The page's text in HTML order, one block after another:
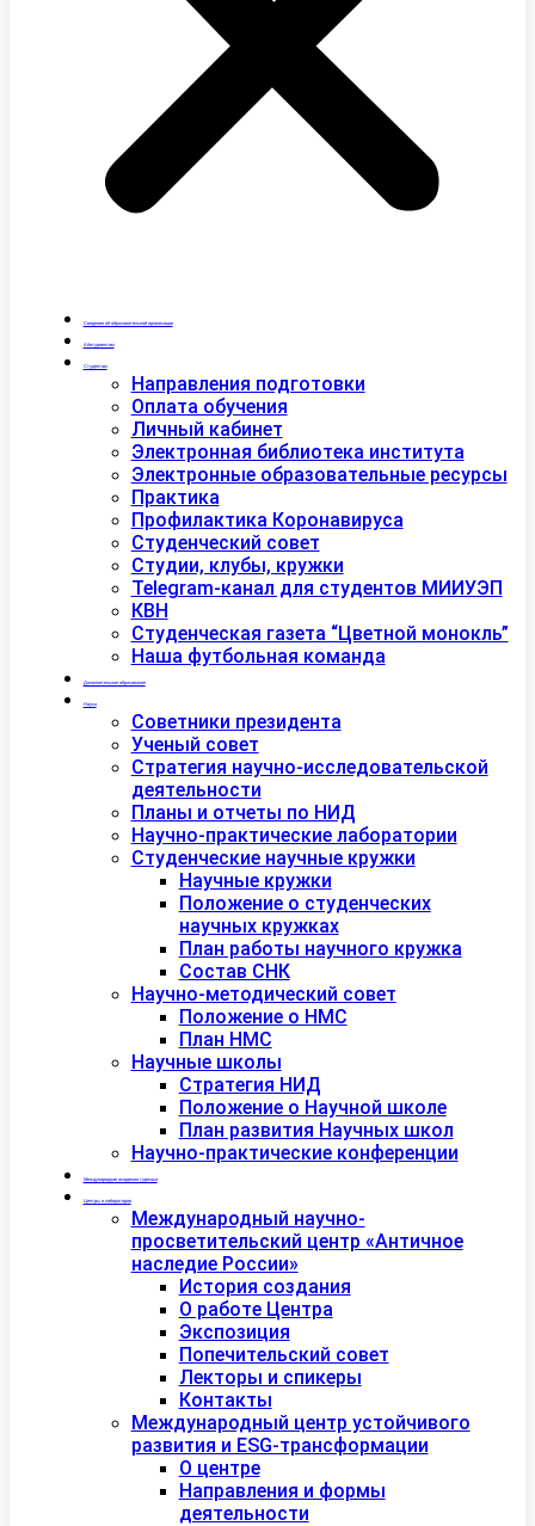
Сведения об образовательной организации
Абитуриентам
Студентам
Направления подготовки
Оплата обучения
Личный кабинет
Электронная библиотека института
Электронные образовательные ресурсы
Практика
Профилактика Коронавируса
Студенческий совет
Студии, клубы, кружки
Telegram-канал для студентов МИИУЭП
КВН
Студенческая газета “Цветной монокль”
Наша футбольная команда
Дополнительное образование
Наука
Советники президента
Ученый совет
Стратегия научно-исследовательской
деятельности
Планы и отчеты по НИД
Научно-практические лаборатории
Студенческие научные кружки
Научные кружки
Положение о студенческих
научных кружках
План работы научного кружка
Состав СНК
Научно-методический совет
Положение о НМС
План НМС
Научные школы
Стратегия НИД
Положение о Научной школе
План развития Научных школ
Научно-практические конференции
Международная академия туризма
Центры и лаборатории
Международный научно-
просветительский центр «Античное
наследие России»
История создания
О работе Центра
Экспозиция
Попечительский совет
Лекторы и спикеры
Контакты
Международный центр устойчивого
развития и ESG-трансформации
О центре
Направления и формы
деятельности